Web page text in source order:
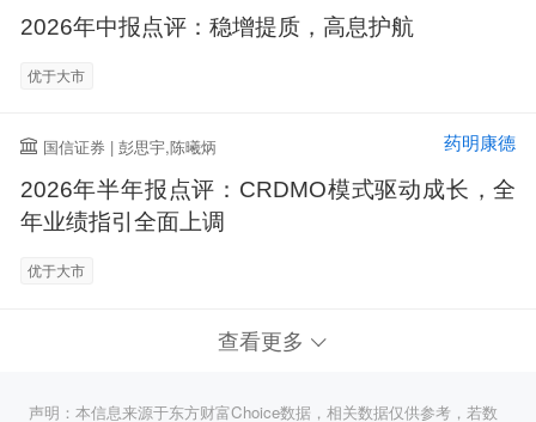
2026年中报点评：稳增提质，高息护航
优于大市
国信证券 | 彭思宇,陈曦炳 药明康德
2026年半年报点评：CRDMO模式驱动成长，全
年业绩指引全面上调
优于大市
查看更多
声明：本信息来源于东方财富Choice数据，相关数据仅供参考，若数